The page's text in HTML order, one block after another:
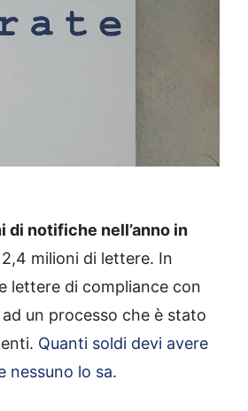
di notifiche nell’anno in
milioni di lettere. In
lettere di compliance con
un processo che è stato
Quanti soldi devi avere
nessuno lo sa.